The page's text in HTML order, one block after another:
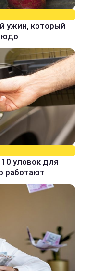
ужин, который
уловок для
работают